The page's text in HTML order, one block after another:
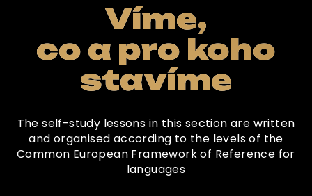
Víme,
co a pro koho
stavíme
The self-study lessons in this section are written
and organised according to the levels of the
Common European Framework of Reference for
languages